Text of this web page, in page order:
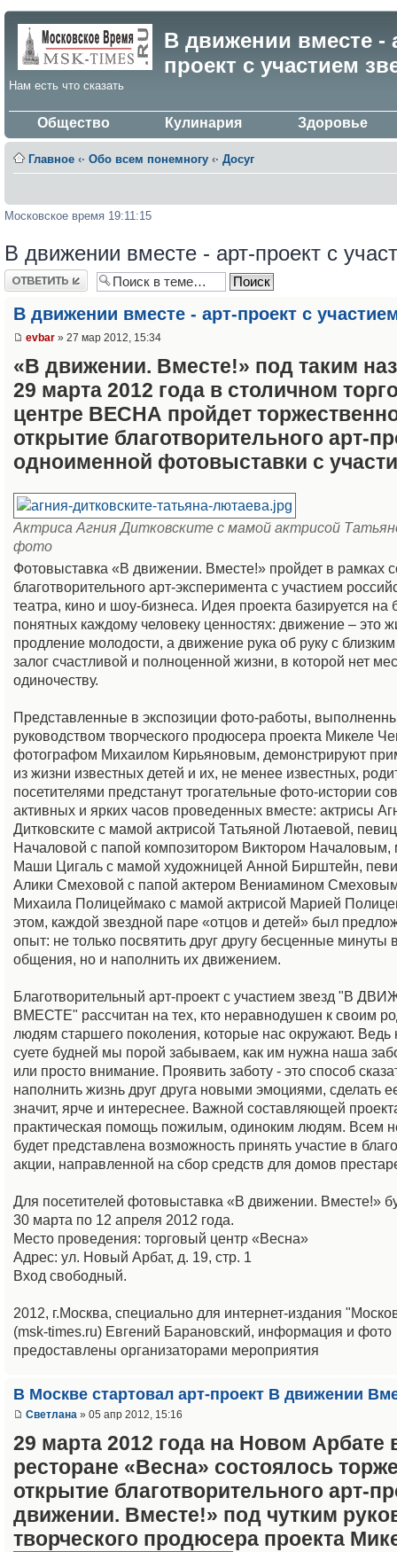
В движении вместе -
проект c участием
Нам есть что сказать
Общество Кулинария Здоровье
Главное ‹· Обо всем понемногу ‹· Досуг
Московское время 19:11:15
В движении вместе - арт-проект c
Ответить
В движении вместе - арт-проект c
evbar » 27 мар 2012, 15:34
«В движении. Вместе!» под таким
29 марта 2012 года в столичном
центре ВЕСНА пройдет
открытие благотворительного арт-
одноименной фотовыставки c
Актриса Агния Дитковските с мамой актрисой
фото
Фотовыставка «В движении. Вместе!» пройдет в рамках
благотворительного арт-эксперимента с участием
театра, кино и шоу-бизнеса. Идея проекта базируется на
понятных каждому человеку ценностях: движение – это
продление молодости, а движение рука об руку с
залог счастливой и полноценной жизни, в которой нет
одиночеству.
Представленные в экспозиции фото-работы,
руководством творческого продюсера проекта Микеле
фотографом Михаилом Кирьяновым, демонстрируют
из жизни известных детей и их, не менее известных,
посетителями предстанут трогательные фото-истории
активных и ярких часов проведенных вместе: актрисы
Дитковските с мамой актрисой Татьяной Лютаевой,
Началовой с папой композитором Виктором Началовым,
Маши Цигаль с мамой художницей Анной Бирштейн,
Алики Смеховой с папой актером Вениамином
Михаила Полицеймако с мамой актрисой Марией
этом, каждой звездной паре «отцов и детей» был
опыт: не только посвятить друг другу бесценные минуты
общения, но и наполнить их движением.
Благотворительный арт-проект c участием звезд "В
ВМЕСТЕ" рассчитан на тех, кто неравнодушен к своим
людям старшего поколения, которые нас окружают. Ведь
суете будней мы порой забываем, как им нужна наша
или просто внимание. Проявить заботу - это способ
наполнить жизнь друг друга новыми эмоциями, сделать
значит, ярче и интереснее. Важной составляющей
практическая помощь пожилым, одиноким людям. Всем
будет представлена возможность принять участие в
акции, направленной на сбор средств для домов
Для посетителей фотовыставка «В движении. Вместе!»
30 марта по 12 апреля 2012 года.
Место проведения: торговый центр «Весна»
Адрес: ул. Новый Арбат, д. 19, стр. 1
Вход свободный.
2012, г.Москва, специально для интернет-издания
(msk-times.ru) Евгений Барановский, информация и фото
предоставлены организаторами мероприятия
В Москве стартовал арт-проект В движении
Светлана » 05 апр 2012, 15:16
29 марта 2012 года на Новом Арбате
ресторане «Весна» состоялось
открытие благотворительного арт-
движении. Вместе!» под чутким
творческого продюсера проекта